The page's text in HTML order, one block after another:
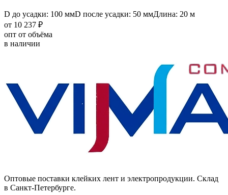
D до усадки: 100 ммD после усадки: 50 ммДлина: 20 м
от 10 237 ₽
опт от объёма
в наличии
Оптовые поставки клейких лент и электропродукции. Склад
в Санкт-Петербурге.